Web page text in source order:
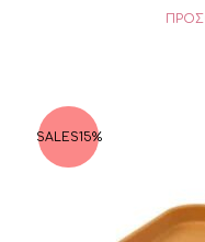
SALES15%